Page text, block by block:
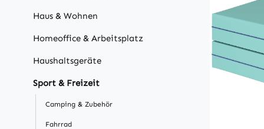
Haus & Wohnen
Homeoffice & Arbeitsplatz
Haushaltsgeräte
Sport & Freizeit
Camping & Zubehör
Fahrrad